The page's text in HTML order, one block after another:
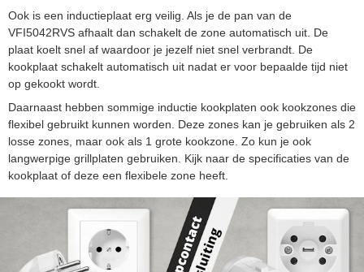
Ook is een inductieplaat erg veilig. Als je de pan van de
VFI5042RVS afhaalt dan schakelt de zone automatisch uit. De
plaat koelt snel af waardoor je jezelf niet snel verbrandt. De
kookplaat schakelt automatisch uit nadat er voor bepaalde tijd niet
op gekookt wordt.
Daarnaast hebben sommige inductie kookplaten ook kookzones die
flexibel gebruikt kunnen worden. Deze zones kan je gebruiken als 2
losse zones, maar ook als 1 grote kookzone. Zo kun je ook
langwerpige grillplaten gebruiken. Kijk naar de specificaties van de
kookplaat of deze een flexibele zone heeft.